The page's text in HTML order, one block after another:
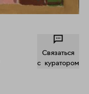
Связаться
c куратором